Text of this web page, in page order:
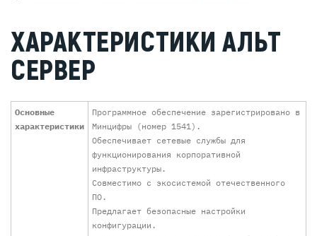
ХАРАКТЕРИСТИКИ АЛЬТ
СЕРВЕР
Основные
характеристики
Программное обеспечение зарегистрировано в
Минцифры (номер 1541).
Обеспечивает сетевые службы для
функционирования корпоративной
инфраструктуры.
Совместимо с экосистемой отечественного
ПО.
Предлагает безопасные настройки
конфигурации.